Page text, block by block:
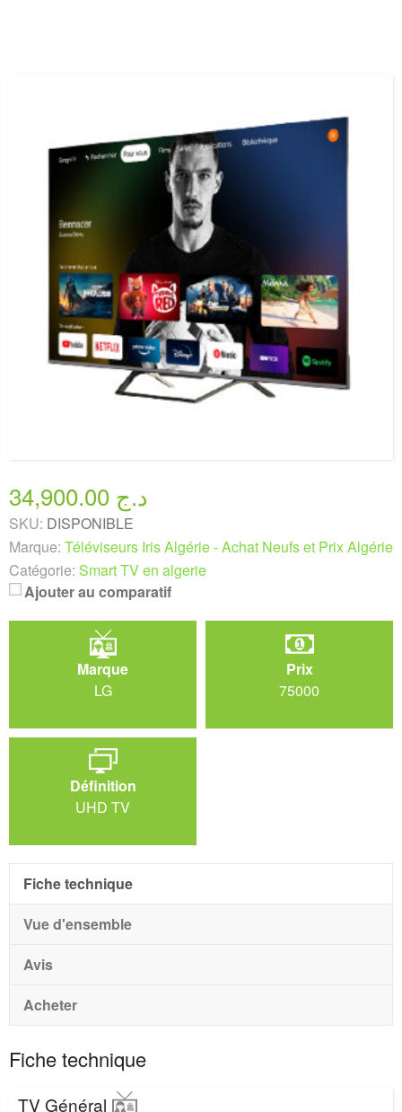
34,900.00 د.ج
SKU: DISPONIBLE
Marque: Téléviseurs Iris Algérie - Achat Neufs et Prix Algérie
Catégorie: Smart TV en algerie
Ajouter au comparatif
Marque
LG
Prix
75000
Définition
UHD TV
Fiche technique
Vue d'ensemble
Avis
Acheter
Fiche technique
TV Général